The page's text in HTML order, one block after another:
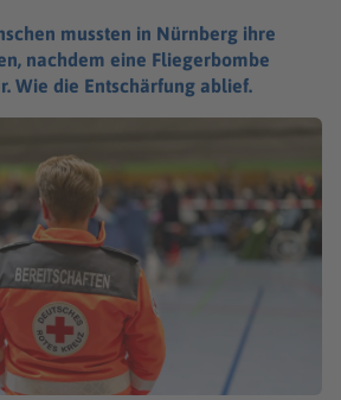
mussten in Nürnberg ihre
nachdem eine Fliegerbombe
Wie die Entschärfung ablief.